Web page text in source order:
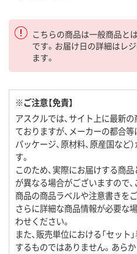
こちらの商品は一般商品と
です。お届け日の詳細はレ
ます。
※ご注意【免責】
アスクルでは、サイト上に最新
ておりますが、メーカーの都合等
パッケージ、原材料、原産国など
す。
このため、実際にお届けする商
が異なる場合がございますので
商品の商品ラベルや注意書きを
さらに詳細な商品情報が必要な
わせください。
また、販売単位における「セット
するものではありません。あら